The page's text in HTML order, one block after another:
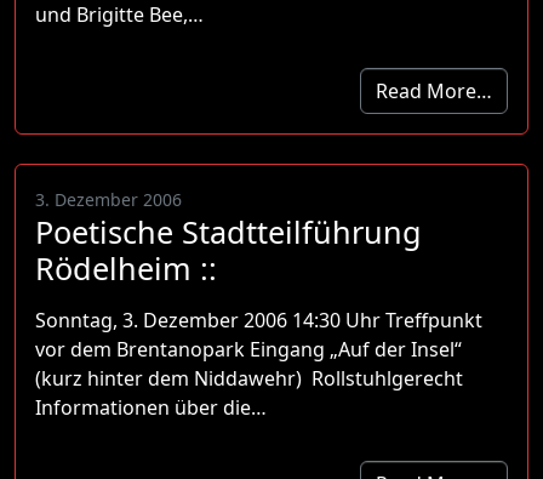
und Brigitte Bee,…
Read More…
3. Dezember 2006
Poetische Stadtteilführung
Rödelheim ::
Sonntag, 3. Dezember 2006 14:30 Uhr Treffpunkt
vor dem Brentanopark Eingang „Auf der Insel“
(kurz hinter dem Niddawehr) Rollstuhlgerecht
Informationen über die…